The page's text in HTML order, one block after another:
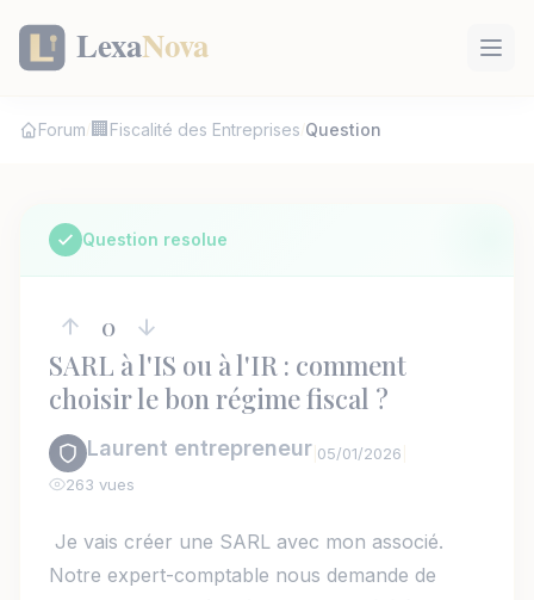
Forum 🏢 Fiscalité des Entreprises Question
Question resolue
0
SARL à l'IS ou à l'IR : comment
choisir le bon régime fiscal ?
Laurent entrepreneur 05/01/2026
263 vues
Notre expert-comptable nous demande de